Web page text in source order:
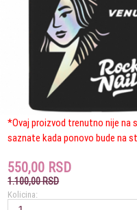
*Ovaj proizvod trenutno nije na
saznate kada ponovo bude na
550,00 RSD
1.100,00 RSD
Kolicina: